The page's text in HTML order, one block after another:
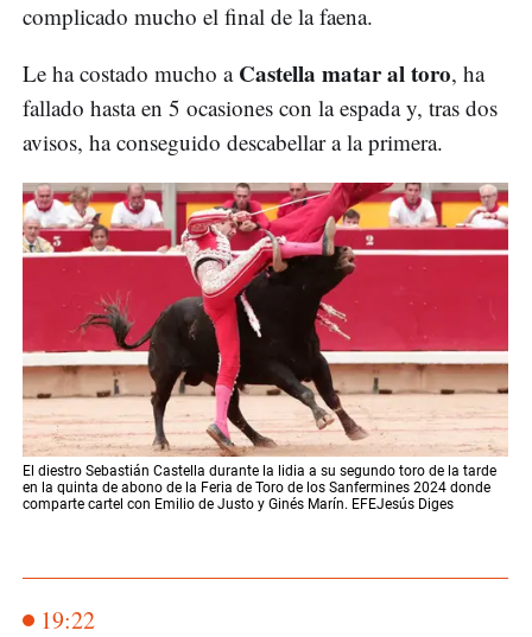
complicado mucho el final de la faena.
Le ha costado mucho a Castella matar al toro, ha
fallado hasta en 5 ocasiones con la espada y, tras dos
avisos, ha conseguido descabellar a la primera.
El diestro Sebastián Castella durante la lidia a su segundo toro de la tarde
en la quinta de abono de la Feria de Toro de los Sanfermines 2024 donde
comparte cartel con Emilio de Justo y Ginés Marín. EFEJesús Diges
19:22